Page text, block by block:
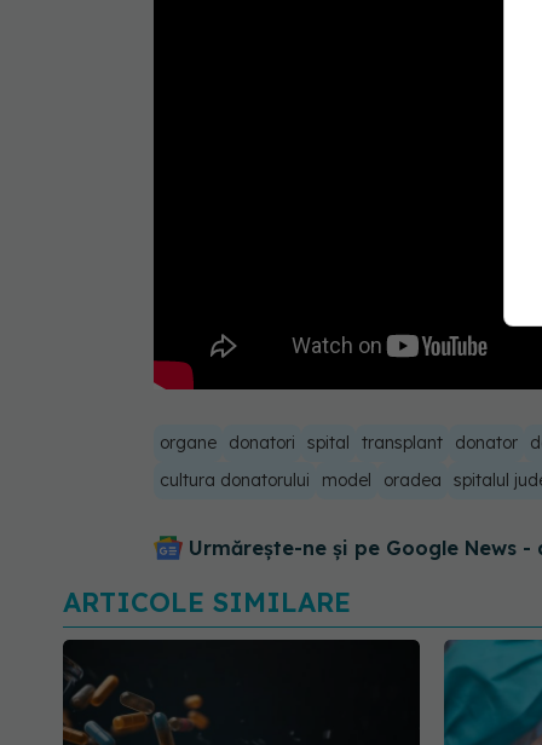
organe donatori spital transplant donator
cultura donatorului
model oradea spitalul
Urmărește-ne și pe Google News -
ARTICOLE SIMILARE